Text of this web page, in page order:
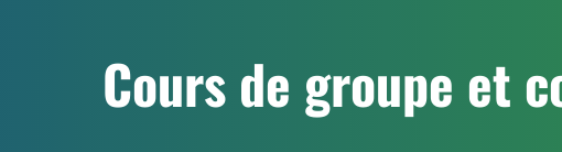
Cours de groupe et